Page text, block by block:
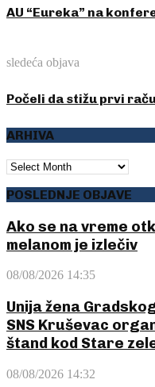
AU “Eureka” na
sledeća objava
Počeli da stižu prvi
ARHIVA
ARHIVA
POSLEDNJE OBJAVE
Ako se na vreme
melanom je izlečiv
08/08/2026 14:35
Unija žena
SNS Kruševac
štand kod Stare
08/08/2026 14:32